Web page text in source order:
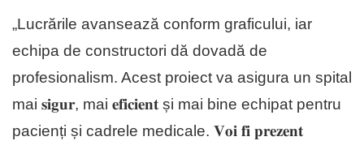
„Lucrările avansează conform graficului, iar
echipa de constructori dă dovadă de
profesionalism. Acest proiect va asigura un spital
mai 𝐬𝐢𝐠𝐮𝐫, mai 𝐞𝐟𝐢𝐜𝐢𝐞𝐧𝐭 și mai bine echipat pentru
pacienți și cadrele medicale. 𝐕𝐨𝐢 𝐟𝐢 𝐩𝐫𝐞𝐳𝐞𝐧𝐭